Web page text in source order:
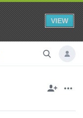
VIEW